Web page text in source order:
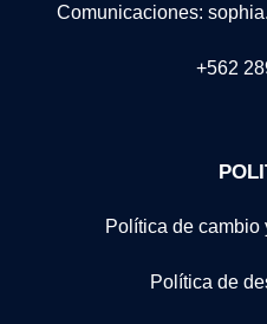
Comunicaciones:
+562
Política de cambio
Política de